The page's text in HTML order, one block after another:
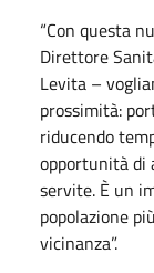
“Con questa
Direttore
Levita –
prossimità:
riducendo
opportunità di
servite. È un
popolazione
vicinanza”.